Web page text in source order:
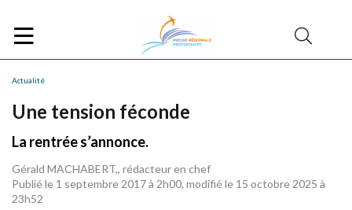
Actualité
Une tension féconde
La rentrée s’annonce.
Gérald MACHABERT,, rédacteur en chef
Publié le 1 septembre 2017 à 2h00, modifié le 15 octobre 2025 à
23h52